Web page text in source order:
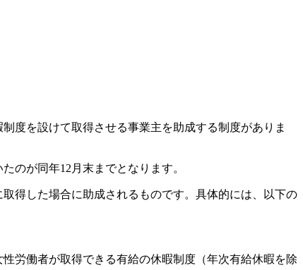
度を設けて取得させる事業主を助成する制度がありま
のが同年12月末までとなります。
得した場合に助成されるものです。具体的には、以下の
労働者が取得できる有給の休暇制度（年次有給休暇を除